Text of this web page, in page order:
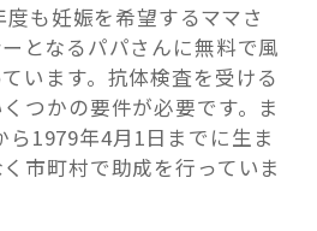
も妊娠を希望するママさ
となるパパさんに無料で風
います。抗体検査を受ける
つかの要件が必要です。ま
ら1979年4月1日までに生ま
市町村で助成を行っていま